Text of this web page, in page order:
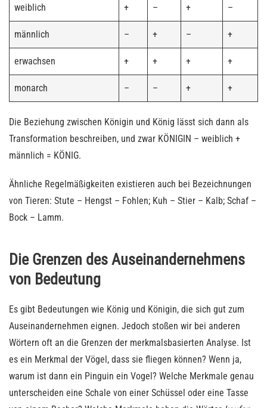
weiblich + – + –
männlich – + – +
erwachsen + + + +
monarch – – + +
Die Beziehung zwischen Königin und König lässt sich dann als
Transformation beschreiben, und zwar KÖNIGIN – weiblich +
männlich = KÖNIG.
Ähnliche Regelmäßigkeiten existieren auch bei Bezeichnungen
von Tieren: Stute – Hengst – Fohlen; Kuh – Stier – Kalb; Schaf –
Bock – Lamm.
Die Grenzen des Auseinandernehmens
von Bedeutung
Es gibt Bedeutungen wie König und Königin, die sich gut zum
Auseinandernehmen eignen. Jedoch stoßen wir bei anderen
Wörtern oft an die Grenzen der merkmalsbasierten Analyse. Ist
es ein Merkmal der Vögel, dass sie fliegen können? Wenn ja,
warum ist dann ein Pinguin ein Vogel? Welche Merkmale genau
unterscheiden eine Schale von einer Schüssel oder eine Tasse